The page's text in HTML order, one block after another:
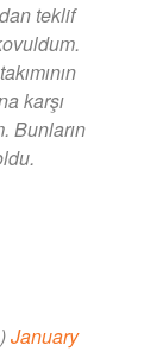
teklif
karşı
Bunların
January